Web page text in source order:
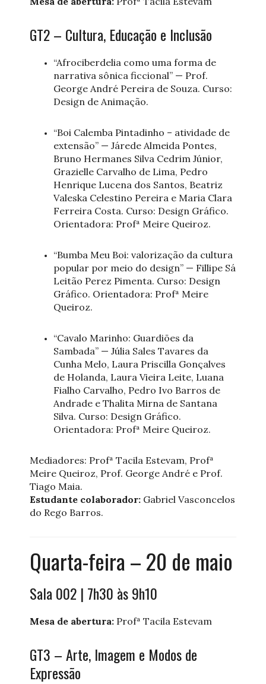
GT2 – Cultura, Educação e Inclusão
“Afrociberdelia como uma forma de
narrativa sônica ficcional” — Prof.
George André Pereira de Souza. Curso:
Design de Animação.
“Boi Calemba Pintadinho – atividade de
extensão” — Járede Almeida Pontes,
Bruno Hermanes Silva Cedrim Júnior,
Grazielle Carvalho de Lima, Pedro
Henrique Lucena dos Santos, Beatriz
Valeska Celestino Pereira e Maria Clara
Ferreira Costa. Curso: Design Gráfico.
Orientadora: Profª Meire Queiroz.
“Bumba Meu Boi: valorização da cultura
popular por meio do design” — Fillipe Sá
Leitão Perez Pimenta. Curso: Design
Gráfico. Orientadora: Profª Meire
Queiroz.
“Cavalo Marinho: Guardiões da
Sambada” — Júlia Sales Tavares da
Cunha Melo, Laura Priscilla Gonçalves
de Holanda, Laura Vieira Leite, Luana
Fialho Carvalho, Pedro Ivo Barros de
Andrade e Thalita Mirna de Santana
Silva. Curso: Design Gráfico.
Orientadora: Profª Meire Queiroz.
Mediadores: Profª Tacila Estevam, Profª
Meire Queiroz, Prof. George André e Prof.
Tiago Maia.
Estudante colaborador: Gabriel Vasconcelos
do Rego Barros.
Quarta-feira – 20 de maio
Sala 002 | 7h30 às 9h10
Mesa de abertura: Profª Tacila Estevam
GT3 – Arte, Imagem e Modos de
Expressão